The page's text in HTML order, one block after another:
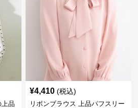
品
¥4,410 (税込)
リボンブラウス 上品パフスリー